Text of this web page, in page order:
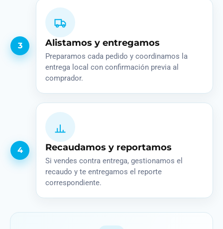
3 Alistamos y entregamos
Preparamos cada pedido y coordinamos la
entrega local con confirmación previa al
comprador.
4 Recaudamos y reportamos
Si vendes contra entrega, gestionamos el
recaudo y te entregamos el reporte
correspondiente.